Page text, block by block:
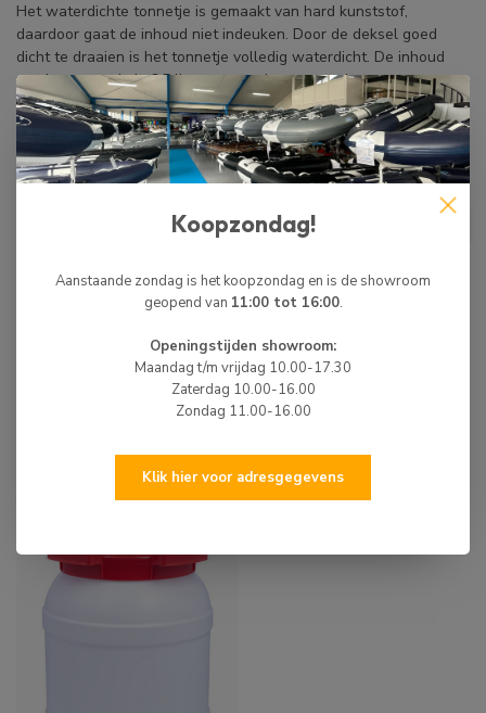
Het waterdichte tonnetje is gemaakt van hard kunststof,
daardoor gaat de inhoud niet indeuken. Door de deksel goed
dicht te draaien is het tonnetje volledig waterdicht. De inhoud
van het tonnetje is 6.5 liter er past dus genoeg in.
BIJPASSENDE ARTIKELEN
HIBO Waterdichte Container
(Tonnetje) 3.6 Liter
WIJ ZIJN ER OM JE TE HELPEN!
Hulp nodig? Neem dan gerust contact met ons
op via 0513-785550, e-mail of via de
chatfunctie.
RECENT BEKEKEN
Koopzondag!
Aanstaande zondag is het koopzondag en is de showroom
geopend van 11:00 tot 16:00.
Openingstijden showroom:
Maandag t/m vrijdag 10.00-17.30
Zaterdag 10.00-16.00
Zondag 11.00-16.00
Klik hier voor adresgegevens